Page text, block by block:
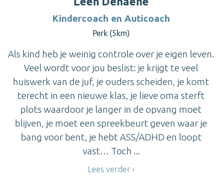
Kindercoach en Auticoach
Perk (5km)
Als kind heb je weinig controle over je eigen leven.
Veel wordt voor jou beslist: je krijgt te veel
huiswerk van de juf, je ouders scheiden, je komt
terecht in een nieuwe klas, je lieve oma sterft
plots waardoor je langer in de opvang moet
blijven, je moet een spreekbeurt geven waar je
bang voor bent, je hebt ASS/ADHD en loopt
vast… Toch ...
Lees verder